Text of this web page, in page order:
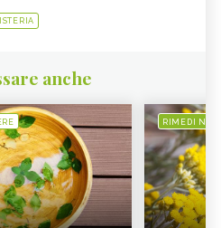
anche
RIMEDI